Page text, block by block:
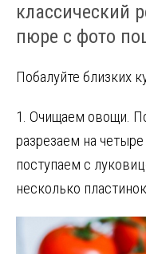
классический
пюре с фото
Побалуйте близких
1. Очищаем овощи.
разрезаем на
поступаем с
несколько